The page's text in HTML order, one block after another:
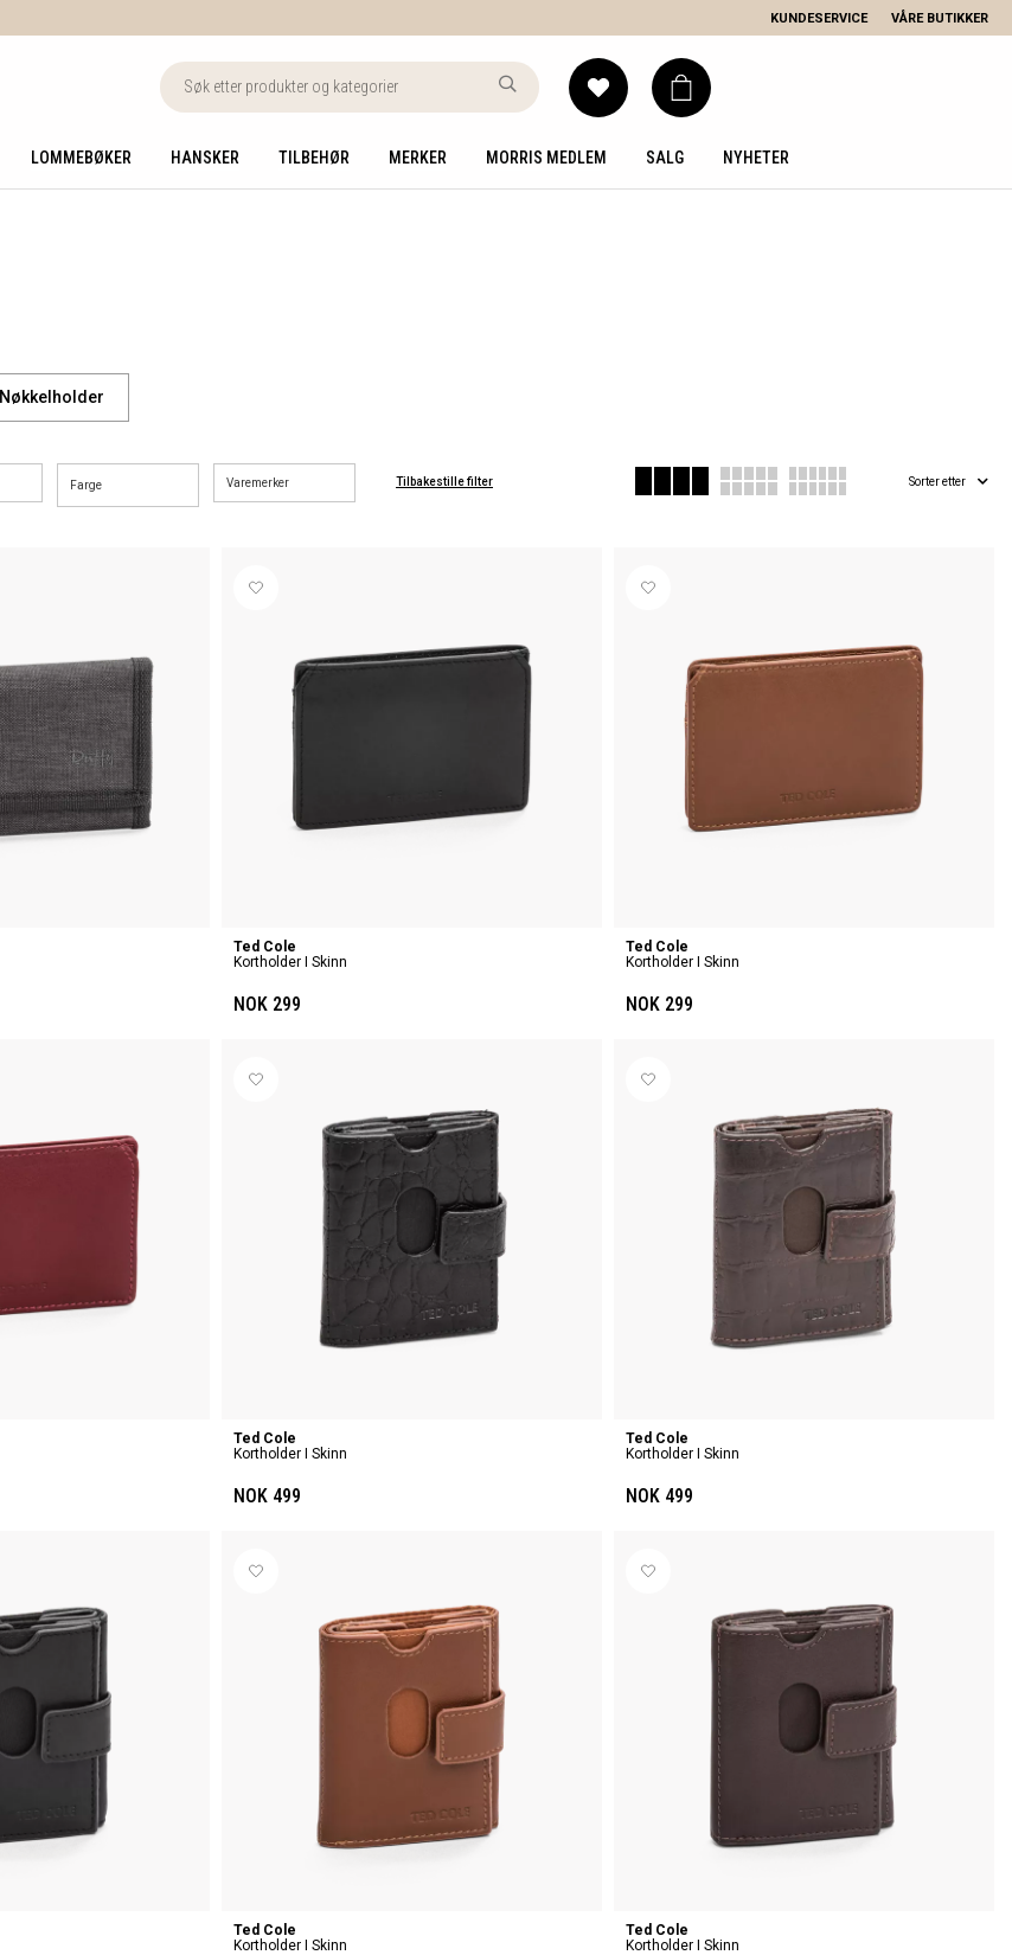
KUNDESERVICE VÅRE BUTIKKER
LOMMEBØKER HANSKER TILBEHØR MERKER MORRIS MEDLEM SALG NYHETER
Nøkkelholder
Farge Varemerker Tilbakestille filter Sorter etter
Kortholder I Skinn
Ted Cole
NOK 299
Kortholder I Skinn
Ted Cole
NOK 299
Kortholder I Skinn
Ted Cole
NOK 499
Kortholder I Skinn
Ted Cole
NOK 499
Kortholder I Skinn
Ted Cole
Kortholder I Skinn
Ted Cole